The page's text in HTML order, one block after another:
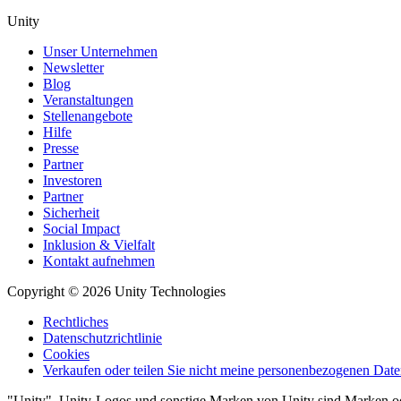
Unity
Unser Unternehmen
Newsletter
Blog
Veranstaltungen
Stellenangebote
Hilfe
Presse
Partner
Investoren
Partner
Sicherheit
Social Impact
Inklusion & Vielfalt
Kontakt aufnehmen
Copyright © 2026 Unity Technologies
Rechtliches
Datenschutzrichtlinie
Cookies
Verkaufen oder teilen Sie nicht meine personenbezogenen